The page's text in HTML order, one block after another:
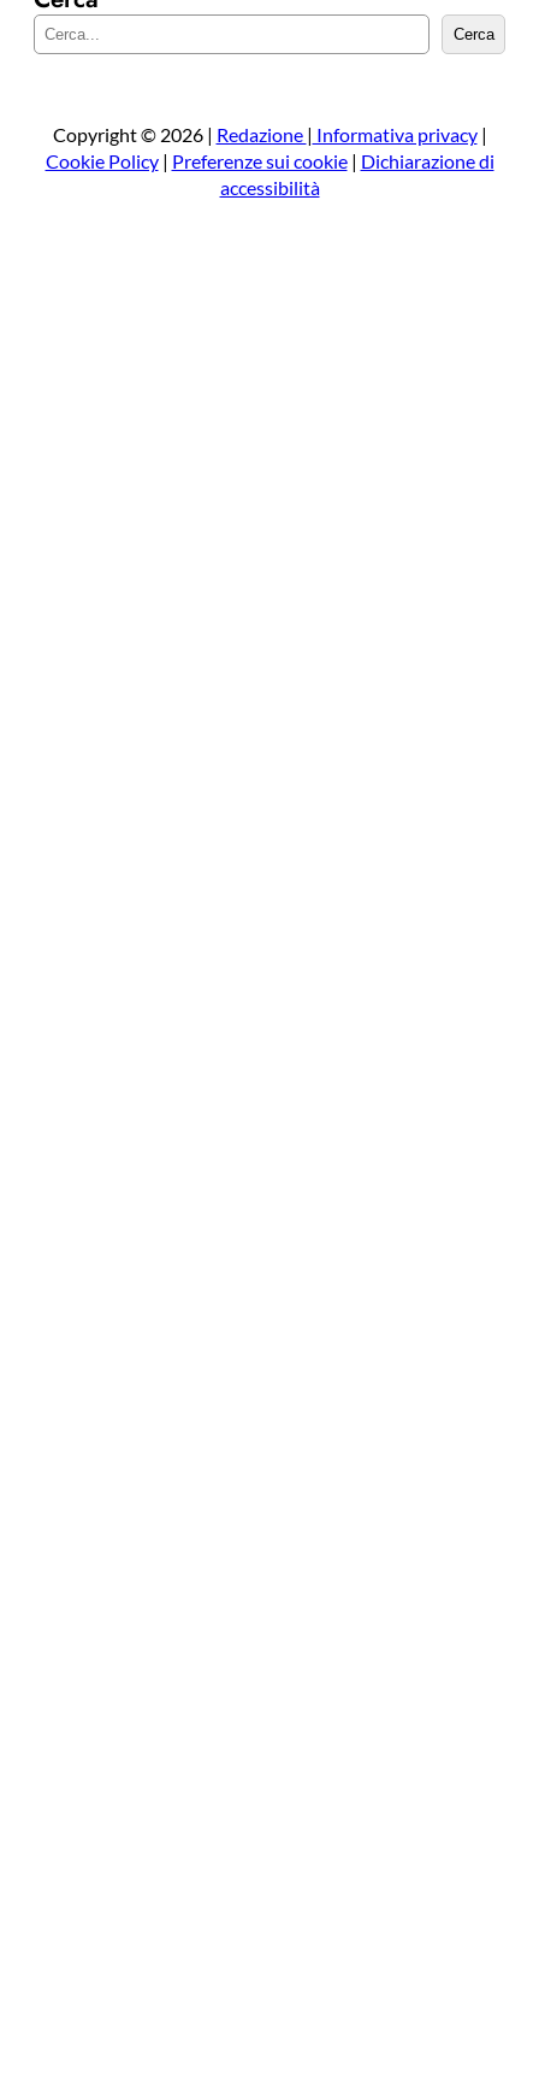
e
a
Cerca
Copyright © 2026 | Redazione | Informativa privacy|
Cookie Policy| Preferenze sui cookie| Dichiarazione di
accessibilità